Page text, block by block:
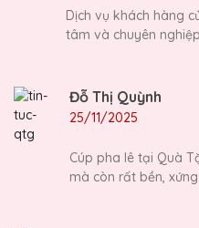
Dịch vụ khách hàng
tâm và chuyên
Đỗ Thị Quỳnh
25/11/2025
Cúp pha lê tại Quà
mà còn rất bền,